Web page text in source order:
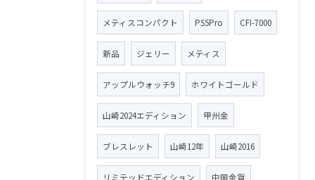
メティスコンパクト PS5Pro CFI-7000
新品 ジェリー メティス
アップルウォッチ9 ホワイトゴールド
山崎2024エディション 甲州金
ブレスレット 山崎12年 山崎2016
リミテッドエディション 中国金貨